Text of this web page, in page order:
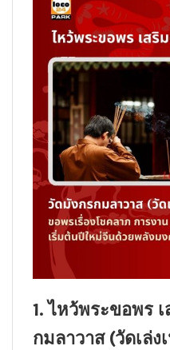
1. ไหว้พระขอพร
กมลาวาส (วัดเล่ง